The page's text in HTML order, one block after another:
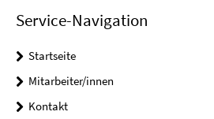
Service-Navigation
Startseite
Mitarbeiter/innen
Kontakt